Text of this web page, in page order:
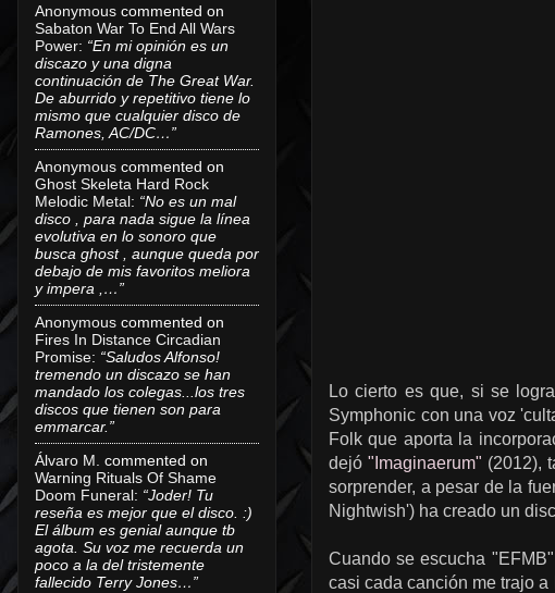
Lo cierto es que, si se
Symphonic con una voz
Folk que aporta la
dejó "Imaginaerum" (2012),
sorprender, a pesar de la
Nightwish') ha creado un
Cuando se escucha
casi cada canción me trajo
Anonymous commented on
Sabaton War To End All Wars
Power: “En mi opinión es un
discazo y una digna
continuación de The Great War.
De aburrido y repetitivo tiene lo
mismo que cualquier disco de
Ramones, AC/DC…”
Anonymous commented on
Ghost Skeleta Hard Rock
Melodic Metal: “No es un mal
disco , para nada sigue la línea
evolutiva en lo sonoro que
busca ghost , aunque queda por
debajo de mis favoritos meliora
y impera ,…”
Anonymous commented on
Fires In Distance Circadian
Promise: “Saludos Alfonso!
tremendo un discazo se han
mandado los colegas...los tres
discos que tienen son para
emmarcar.”
Álvaro M. commented on
Warning Rituals Of Shame
Doom Funeral: “Joder! Tu
reseña es mejor que el disco. :)
El álbum es genial aunque tb
agota. Su voz me recuerda un
poco a la del tristemente
fallecido Terry Jones…”